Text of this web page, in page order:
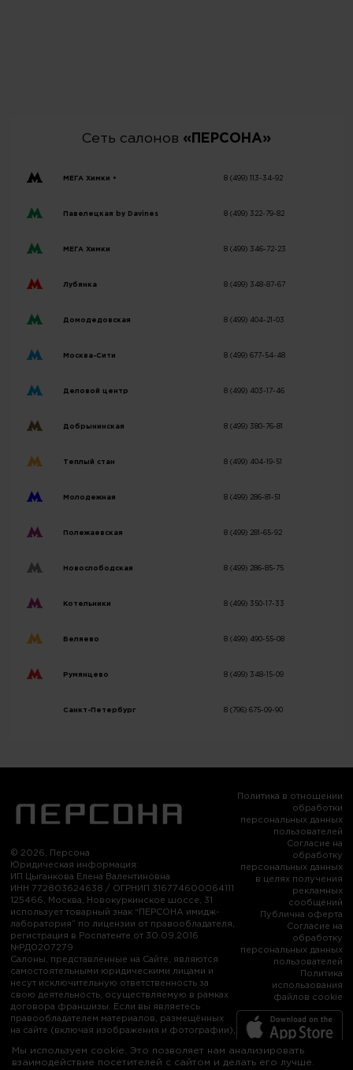
Сеть салонов «ПЕРСОНА»
МЕГА Химки • 8 (499) 113-34-92
Павелецкая by Davines 8 (499) 322-79-82
МЕГА Химки 8 (499) 346-72-23
Лубянка 8 (499) 348-87-67
Домодедовская 8 (499) 404-21-03
Москва-Сити 8 (499) 677-54-48
Деловой центр 8 (499) 403-17-46
Добрынинская 8 (499) 380-76-81
Теплый стан 8 (499) 404-19-51
Молодежная 8 (499) 286-81-51
Полежаевская 8 (499) 281-65-92
Новослободская 8 (499) 286-85-75
Котельники 8 (499) 350-17-33
Беляево 8 (499) 490-55-08
Румянцево 8 (499) 348-15-09
Санкт-Петербург 8 (796) 675-09-90
© 2026, Персона
Юридическая информация:
ИП Цыганкова Елена Валентиновна
ИНН 772803624638 / ОГРНИП 316774600064111
125466, Москва, Новокуркинское шоссе, 31
использует товарный знак “ПЕРСОНА имидж-
лаборатория” по лицензии от правообладателя,
регистрация в Роспатенте от 30.09.2016
№РД0207279
Салоны, представленные на Сайте, являются
самостоятельными юридическими лицами и
несут исключительную ответственность за
свою деятельность, осуществляемую в рамках
договора франшизы. Если вы являетесь
правообладателем материалов, размещённых
на сайте (включая изображения и фотографии),
ваши права, или возражаете против их
использования, пожалуйста, свяжитесь с нами:
Политика в отношении
обработки
персональных данных
пользователей
Согласие на
обработку
персональных данных
в целях получения
рекламных
сообщений
Публична оферта
Согласие на
обработку
персональных данных
пользователей
Политика
использования
файлов cookie
Мы используем cookie. Это позволяет нам анализировать
взаимодействие посетителей с сайтом и делать его лучше.